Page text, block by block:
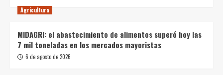
Agricultura
MIDAGRI: el abastecimiento de alimentos superó hoy las
7 mil toneladas en los mercados mayoristas
6 de agosto de 2026